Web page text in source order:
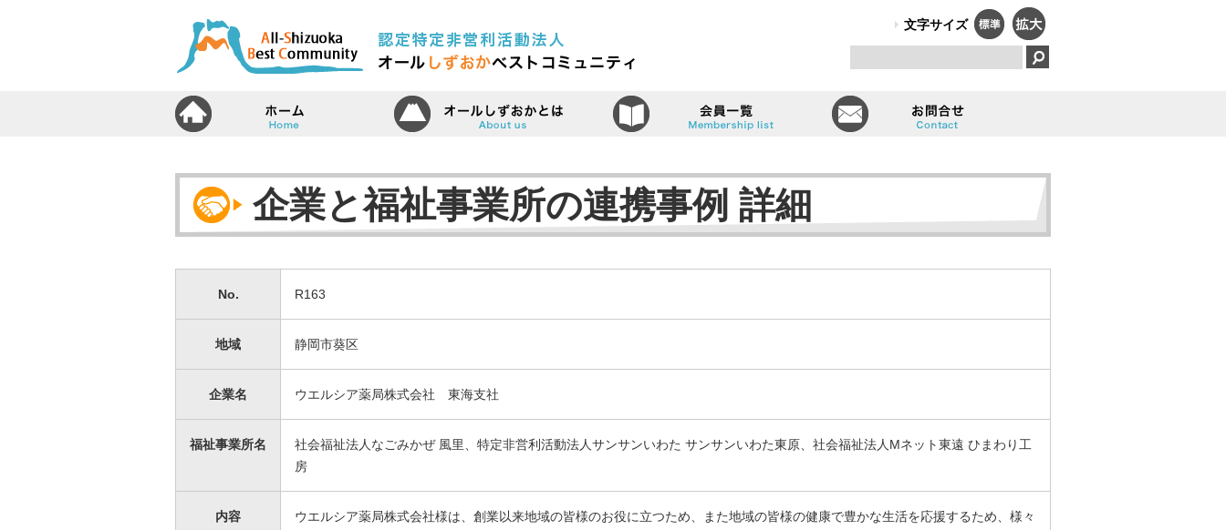
認定特定非営利活動法人（NPO法人）オールしずおかは、障害のある人のはたらく笑顔で、福祉と
文字サイズ
ホーム オールしずおかベストコミュニティとは会員一覧
企業と福祉事業所の連携事例 詳細
No. R163
地域 静岡市葵区
企業名 ウエルシア薬局株式会社 東海支社
福祉事業所名
社会福祉法人なごみかぜ 風里、特定非営利活動法人サンサンいわた サンサンいわた東原、社会福祉法人Mネット東遠 ひまわり工
房
内容
ウエルシア薬局株式会社様は、創業以来地域の皆様のお役に立つため、また地域の皆様の健康で豊かな生活を応援するため、様々